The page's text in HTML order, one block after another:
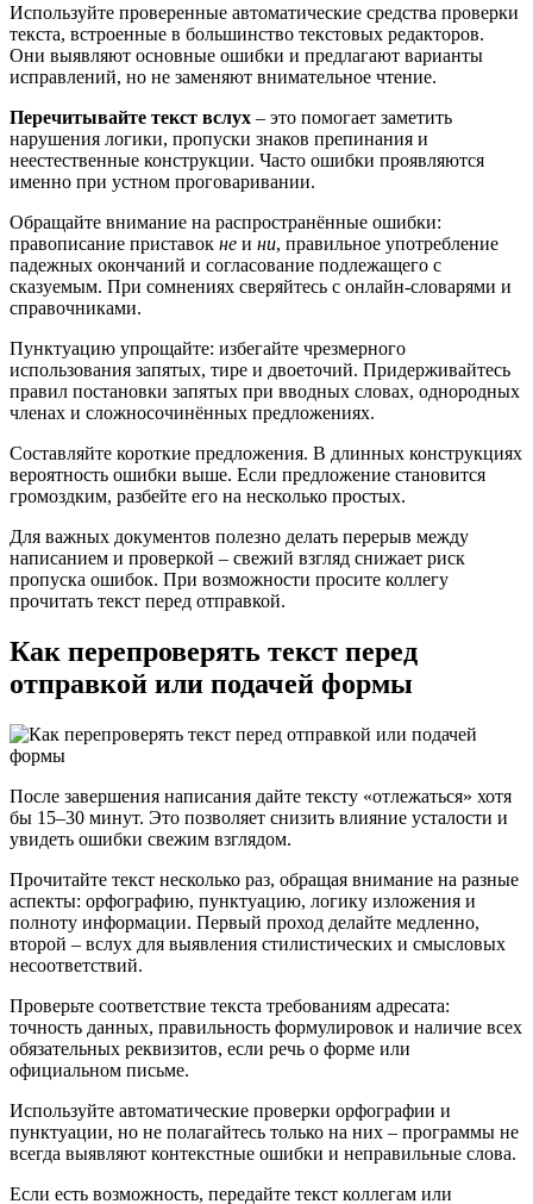
Используйте проверенные автоматические средства проверки
текста, встроенные в большинство текстовых редакторов.
Они выявляют основные ошибки и предлагают варианты
исправлений, но не заменяют внимательное чтение.
Перечитывайте текст вслух – это помогает заметить
нарушения логики, пропуски знаков препинания и
неестественные конструкции. Часто ошибки проявляются
именно при устном проговаривании.
Обращайте внимание на распространённые ошибки:
правописание приставок не и ни, правильное употребление
падежных окончаний и согласование подлежащего с
сказуемым. При сомнениях сверяйтесь с онлайн-словарями и
справочниками.
Пунктуацию упрощайте: избегайте чрезмерного
использования запятых, тире и двоеточий. Придерживайтесь
правил постановки запятых при вводных словах, однородных
членах и сложносочинённых предложениях.
Составляйте короткие предложения. В длинных конструкциях
вероятность ошибки выше. Если предложение становится
громоздким, разбейте его на несколько простых.
Для важных документов полезно делать перерыв между
написанием и проверкой – свежий взгляд снижает риск
пропуска ошибок. При возможности просите коллегу
прочитать текст перед отправкой.
Как перепроверять текст перед
отправкой или подачей формы
После завершения написания дайте тексту «отлежаться» хотя
бы 15–30 минут. Это позволяет снизить влияние усталости и
увидеть ошибки свежим взглядом.
Прочитайте текст несколько раз, обращая внимание на разные
аспекты: орфографию, пунктуацию, логику изложения и
полноту информации. Первый проход делайте медленно,
второй – вслух для выявления стилистических и смысловых
несоответствий.
Проверьте соответствие текста требованиям адресата:
точность данных, правильность формулировок и наличие всех
обязательных реквизитов, если речь о форме или
официальном письме.
Используйте автоматические проверки орфографии и
пунктуации, но не полагайтесь только на них – программы не
всегда выявляют контекстные ошибки и неправильные слова.
Если есть возможность, передайте текст коллегам или